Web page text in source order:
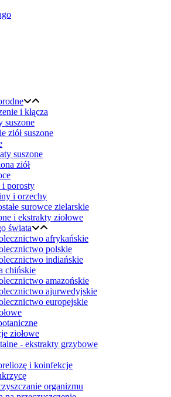
i kłącza
suszone
ziół suszone
suszone
ziół
porosty
i orzechy
surowce zielarskie
i ekstrakty ziołowe
świata
afrykańskie
polskie
indiańskie
chińskie
amazońskie
ajurwedyjskie
europejskie
ziołowe
- ekstrakty grzybowe
i koinfekcje
organizmu